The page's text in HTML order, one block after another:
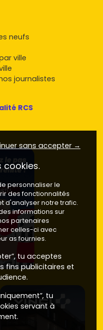
neufs
ville
journalistes
RCS
sans accepter →
cookies.
personnaliser le
des fonctionnalités
d'analyser notre trafic.
informations sur
partenaires
celles-ci avec
as fournies.
tu acceptes
fins publicitaires et
tu
servant à